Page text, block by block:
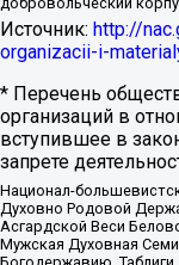
Источник: http://
organizacii-i-
* Перечень
организаций в
вступившее в
запрете
Национал-
Духовно Родовой
Асгардской Веси
Мужская Духовная
Богодержавию,